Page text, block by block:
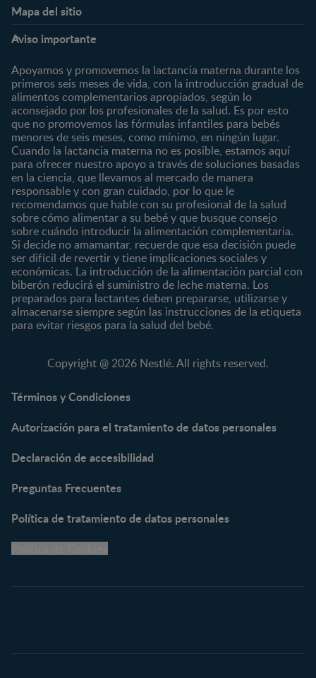
Expertos en Nutrición
Preguntas Frecuentes
¿Quiénes somos?
Marcas y productos
Nuestros Productos
Nuestras Marcas
Mapa del sitio
Preconcepción
Embarazo
Posparto
0 a 4 meses
4 a 6 meses
6 a 8 meses
8 a 12 meses
12 a 24 meses
Desde 2 años
Preescolar
Escolar
Nutrición
Salud
Maternidad
Paternidad
Vida en familia
Marcas
CERELAC®
GERBER®
KLIM®
NAN® 3
NAN® Optipro® 3
NAN® Supreme 3
NESTUM®
NESCARE®
Productos
Cereales Infantiles
Compotas y galletas
Fórmulas Infantiles
Vitaminas y Suplementos
Herramientas
Aviso importante
Apoyamos y promovemos la lactancia materna durante los
primeros seis meses de vida, con la introducción gradual de
alimentos complementarios apropiados, según lo
aconsejado por los profesionales de la salud. Es por esto
que no promovemos las fórmulas infantiles para bebés
menores de seis meses, como mínimo, en ningún lugar.
Cuando la lactancia materna no es posible, estamos aquí
para ofrecer nuestro apoyo a través de soluciones basadas
en la ciencia, que llevamos al mercado de manera
responsable y con gran cuidado, por lo que le
recomendamos que hable con su profesional de la salud
sobre cómo alimentar a su bebé y que busque consejo
sobre cuándo introducir la alimentación complementaria.
Si decide no amamantar, recuerde que esa decisión puede
ser difícil de revertir y tiene implicaciones sociales y
económicas. La introducción de la alimentación parcial con
biberón reducirá el suministro de leche materna. Los
preparados para lactantes deben prepararse, utilizarse y
almacenarse siempre según las instrucciones de la etiqueta
para evitar riesgos para la salud del bebé.
Copyright @ 2026 Nestlé. All rights reserved.
Términos y Condiciones
Autorización para el tratamiento de datos personales
Declaración de accesibilidad
Preguntas Frecuentes
Política de tratamiento de datos personales